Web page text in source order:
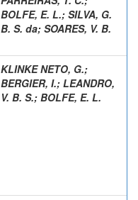
BOLFE, E. L.; SILVA, G.
B. S. da; SOARES, V. B.
KLINKE NETO, G.;
BERGIER, I.; LEANDRO,
V. B. S.; BOLFE, E. L.